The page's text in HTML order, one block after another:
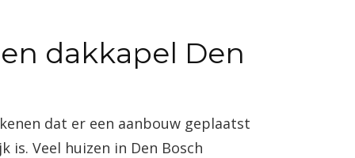
dakkapel Den
dat er een aanbouw geplaatst
Veel huizen in Den Bosch